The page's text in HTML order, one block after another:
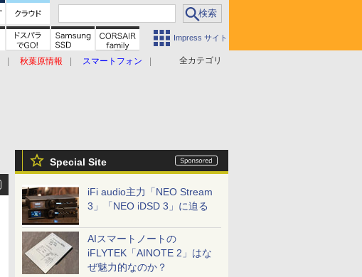
Impress サイト
全カテゴリ
秋葉原情報
スマートフォン
Special Site
iFi audio主力「NEO Stream
3」「NEO iDSD 3」に迫る
AIスマートノートの
iFLYTEK「AINOTE 2」はな
ぜ魅力的なのか？